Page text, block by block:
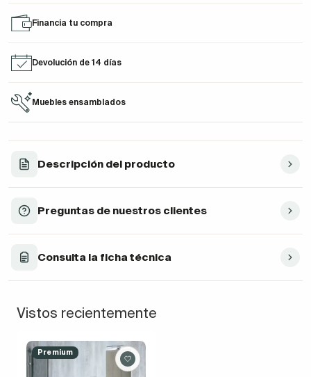
Financia tu compra
Devolución de 14 días
Muebles ensamblados
Descripción del producto
Preguntas de nuestros clientes
Consulta la ficha técnica
Vistos recientemente
Premium